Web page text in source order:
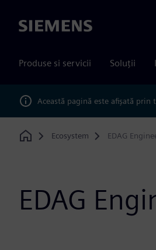
Siemens
Produse si servicii Soluții
Această pagină este afișată prin
Home
Ecosystem EDAG
EDAG